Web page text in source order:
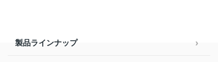
製品ラインナップ